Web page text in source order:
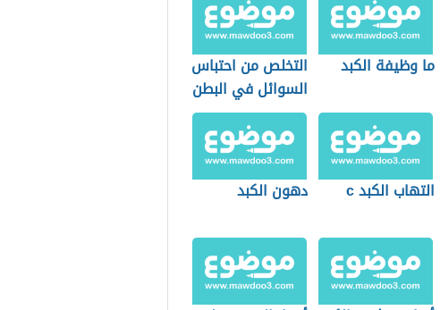
ما وظيفة الكبد
التخلص من احتباس
السوائل في البطن
التهاب الكبد c دهون الكبد